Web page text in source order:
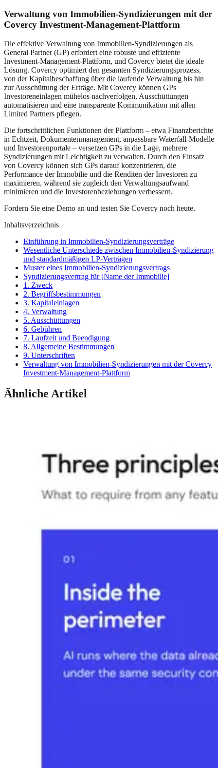
Verwaltung von Immobilien-Syndizierungen mit der
Covercy Investment-Management-Plattform
Die effektive Verwaltung von Immobilien-Syndizierungen als
General Partner (GP) erfordert eine robuste und effiziente
Investment-Management-Plattform, und Covercy bietet die ideale
Lösung. Covercy optimiert den gesamten Syndizierungsprozess,
von der Kapitalbeschaffung über die laufende Verwaltung bis hin
zur Ausschüttung der Erträge. Mit Covercy können GPs
Investoreneinlagen mühelos nachverfolgen, Ausschüttungen
automatisieren und eine transparente Kommunikation mit allen
Limited Partners pflegen.
Die fortschrittlichen Funktionen der Plattform – etwa Finanzberichte
in Echtzeit, Dokumentenmanagement, anpassbare Waterfall-Modelle
und Investorenportale – versetzen GPs in die Lage, mehrere
Syndizierungen mit Leichtigkeit zu verwalten. Durch den Einsatz
von Covercy können sich GPs darauf konzentrieren, die
Performance der Immobilie und die Renditen der Investoren zu
maximieren, während sie zugleich den Verwaltungsaufwand
minimieren und die Investorenbeziehungen verbessern.
Fordern Sie eine Demo an und testen Sie Covercy noch heute.
Inhaltsverzeichnis
Einführung in Immobilien-Syndizierungsverträge
Wesentliche Unterschiede zwischen Immobilien-Syndizierung
und standardmäßigen LP-Verträgen
Muster eines Immobilien-Syndizierungsvertrags
Syndizierungsvertrag für [Name der Immobilie]
1. Zweck
2. Begriffsbestimmungen
3. Kapitaleinlagen
4. Verwaltung
5. Ausschüttungen
6. Gebühren
7. Laufzeit und Beendigung
8. Allgemeine Bestimmungen
9. Unterschriften
Verwaltung von Immobilien-Syndizierungen mit der Covercy
Investment-Management-Plattform
Ähnliche Artikel